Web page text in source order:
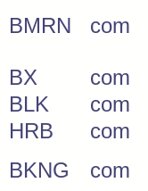
BMRN com
BX
com
BLK
com
HRB
com
BKNG
com